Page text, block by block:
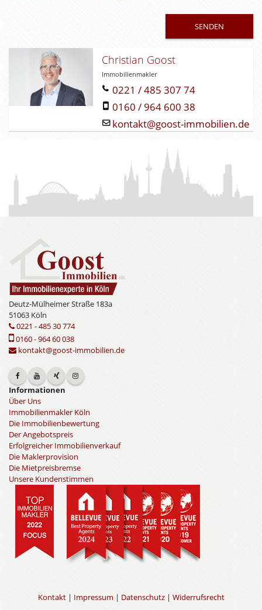
Christian Goost
Immobilienmakler
0221 / 485 307 74
0160 / 964 600 38
kontakt@goost-immobilien.de
Deutz-Mülheimer Straße 183a
51063 Köln
0221 - 485 30 774
0160 - 964 60 038
kontakt@goost-immobilien.de
Informationen
Über Uns
Immobilienmakler Köln
Die Immobilienbewertung
Der Angebotspreis
Erfolgreicher Immobilienverkauf
Die Maklerprovision
Die Mietpreisbremse
Unsere Kundenstimmen
Kontakt| Impressum | Datenschutz| Widerrufsrecht